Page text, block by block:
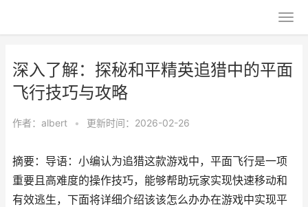
深入了解：探秘和平精英追猎中的平面
飞行技巧与攻略
作者： albert • 更新时间：2026-02-26
摘要：导语：小编认为追猎这款游戏中，平面飞行是一项
重要且高难度的操作技巧，能够帮助玩家实现快速移动和
有效逃生，下面将详细介绍该该怎么办办在游戏中实现平